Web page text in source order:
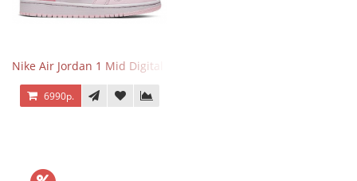
Nike Air Jordan 1 Mid Digital Pink
6990р.